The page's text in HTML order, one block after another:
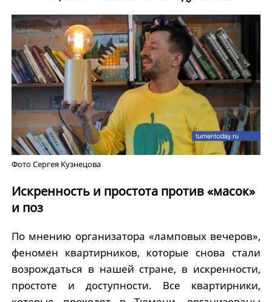
Фото Сергея Кузнецова
Искренность и простота против «масок»
и поз
По мнению организатора «ламповых вечеров»,
феномен квартирников, которые снова стали
возрождаться в нашей стране, в искренности,
простоте и доступности. Все квартирники,